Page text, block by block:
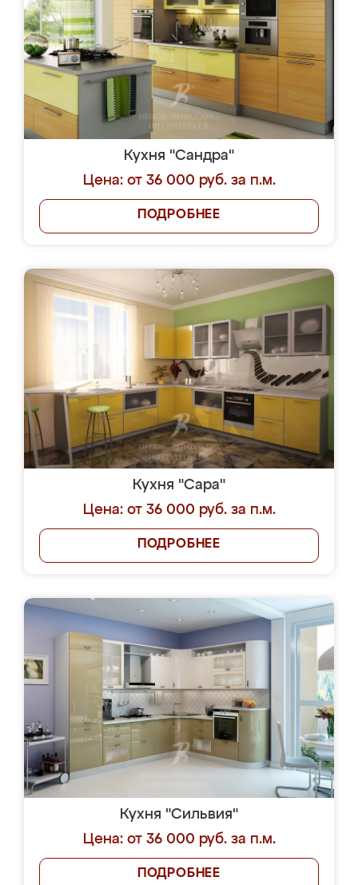
Кухня "Сандра"
Цена: от 36 000 руб. за п.м.
ПОДРОБНЕЕ
Кухня "Сара"
Цена: от 36 000 руб. за п.м.
ПОДРОБНЕЕ
Кухня "Сильвия"
Цена: от 36 000 руб. за п.м.
ПОДРОБНЕЕ